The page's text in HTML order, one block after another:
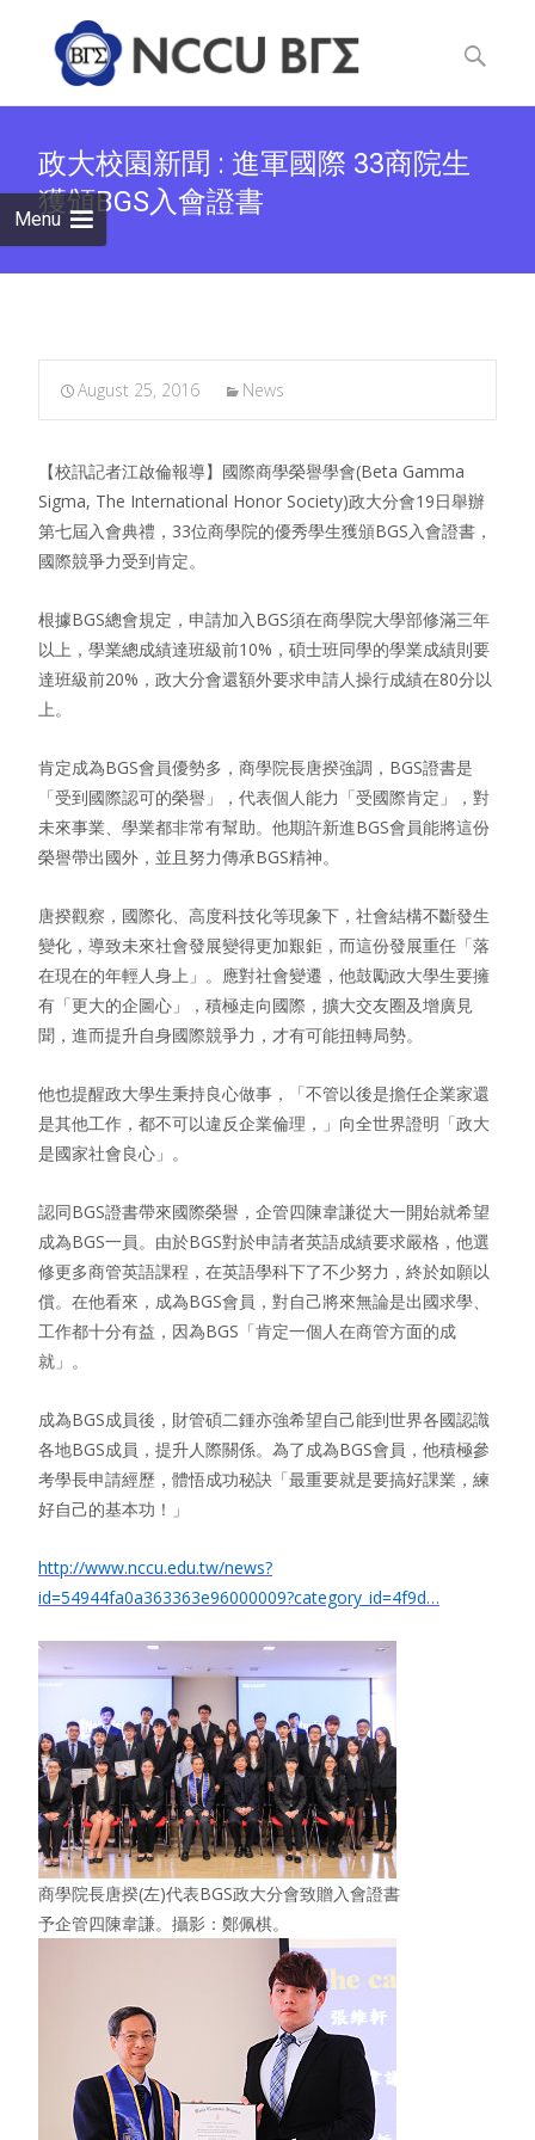
Menu
to
content
Search
政大校園新聞 : 進軍國際 33商院生
獲頒BGS入會證書
August 25, 2016 News
【校訊記者江啟倫報導】國際商學榮譽學會(Beta Gamma
Sigma, The International Honor Society)政大分會19日舉辦
第七屆入會典禮，33位商學院的優秀學生獲頒BGS入會證書，
國際競爭力受到肯定。
根據BGS總會規定，申請加入BGS須在商學院大學部修滿三年
以上，學業總成績達班級前10%，碩士班同學的學業成績則要
達班級前20%，政大分會還額外要求申請人操行成績在80分以
上。
肯定成為BGS會員優勢多，商學院長唐揆強調，BGS證書是
「受到國際認可的榮譽」，代表個人能力「受國際肯定」，對
未來事業、學業都非常有幫助。他期許新進BGS會員能將這份
榮譽帶出國外，並且努力傳承BGS精神。
唐揆觀察，國際化、高度科技化等現象下，社會結構不斷發生
變化，導致未來社會發展變得更加艱鉅，而這份發展重任「落
在現在的年輕人身上」。應對社會變遷，他鼓勵政大學生要擁
有「更大的企圖心」，積極走向國際，擴大交友圈及增廣見
聞，進而提升自身國際競爭力，才有可能扭轉局勢。
他也提醒政大學生秉持良心做事，「不管以後是擔任企業家還
是其他工作，都不可以違反企業倫理，」向全世界證明「政大
是國家社會良心」。
認同BGS證書帶來國際榮譽，企管四陳韋謙從大一開始就希望
成為BGS一員。由於BGS對於申請者英語成績要求嚴格，他選
修更多商管英語課程，在英語學科下了不少努力，終於如願以
償。在他看來，成為BGS會員，對自己將來無論是出國求學、
工作都十分有益，因為BGS「肯定一個人在商管方面的成
就」。
成為BGS成員後，財管碩二鍾亦強希望自己能到世界各國認識
各地BGS成員，提升人際關係。為了成為BGS會員，他積極參
考學長申請經歷，體悟成功秘訣「最重要就是要搞好課業，練
好自己的基本功！」
http://www.nccu.edu.tw/news?
id=54944fa0a363363e96000009?category_id=4f9d…
商學院長唐揆(左)代表BGS政大分會致贈入會證書
予企管四陳韋謙。攝影：鄭佩棋。